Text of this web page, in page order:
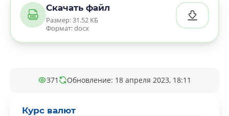
Скачать файл
Размер: 31.52 КБ
Формат: docx
371 Обновление: 18 апреля 2023, 18:11
Курс валют